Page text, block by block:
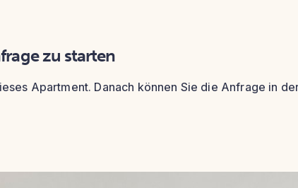
zu starten
Apartment. Danach können Sie die Anfrage in